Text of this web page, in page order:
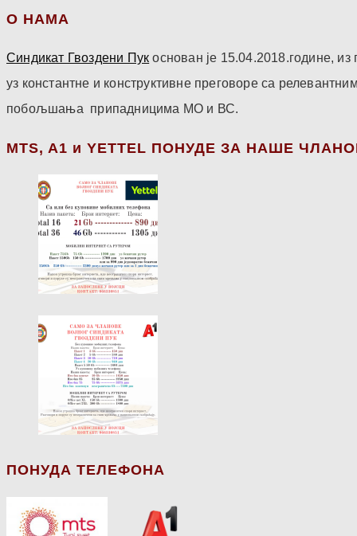
О НАМА
Синдикат Гвоздени Пук основан је 15.04.2018.године,
уз константне и конструктивне преговоре са
побољшања припадницима МО и ВС.
МТS, A1 и YETTEL ПОНУДЕ ЗА НАШЕ
ПОНУДА ТЕЛЕФОНА